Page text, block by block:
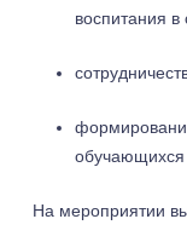
воспитания
обучающихся
На мероприятии